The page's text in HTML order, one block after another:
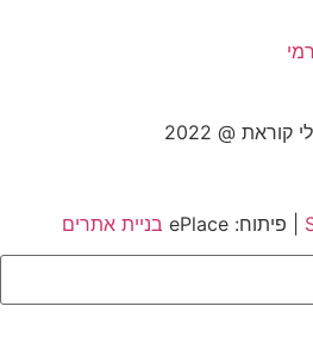
@ 2022
| פיתוח: ePlace
בניית אתרים